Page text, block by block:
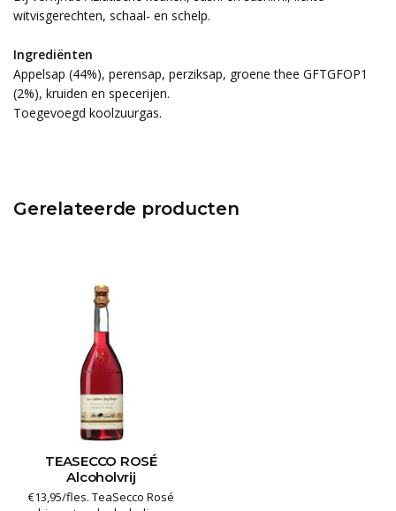
witvisgerechten, schaal- en schelp.
Ingrediënten
Appelsap (44%), perensap, perziksap, groene thee GFTGFOP1
(2%), kruiden en specerijen.
Toegevoegd koolzuurgas.
Gerelateerde producten
TEASECCO ROSÉ
Alcoholvrij
€13,95/fles. TeaSecco Rosé